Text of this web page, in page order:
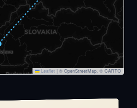
Leaflet | © OpenStreetMap, © CARTO